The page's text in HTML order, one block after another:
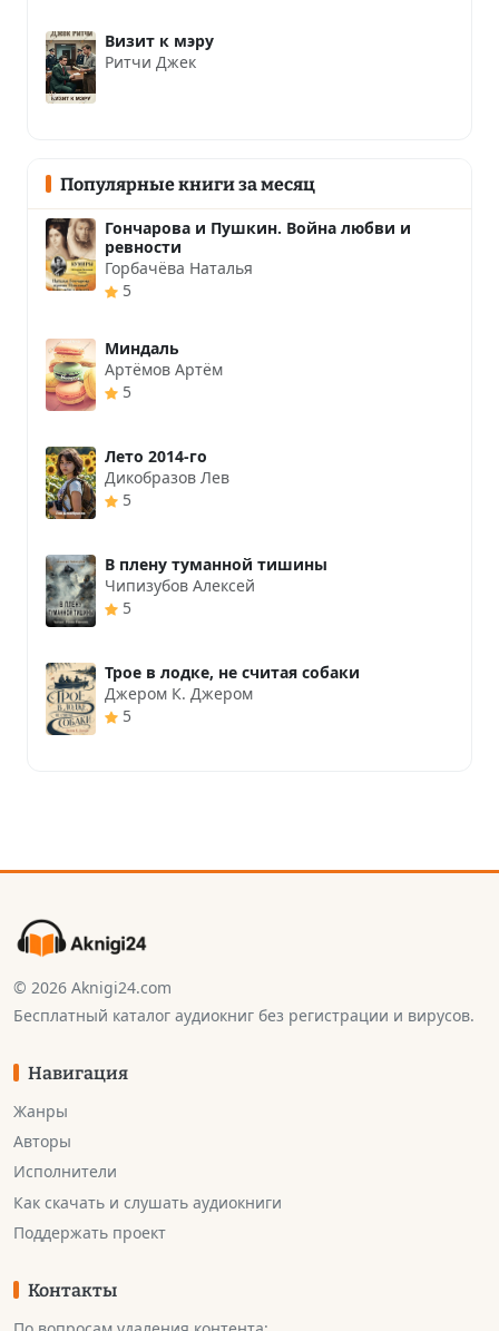
Визит к мэру
Ритчи Джек
Популярные книги за месяц
Гончарова и Пушкин. Война любви и
ревности
Горбачёва Наталья
5
Миндаль
Артёмов Артём
5
Лето 2014-го
Дикобразов Лев
5
В плену туманной тишины
Чипизубов Алексей
5
Трое в лодке, не считая собаки
Джером К. Джером
5
© 2026 Aknigi24.com
Бесплатный каталог аудиокниг без регистрации и вирусов.
Навигация
Жанры
Авторы
Исполнители
Как скачать и слушать аудиокниги
Поддержать проект
Контакты